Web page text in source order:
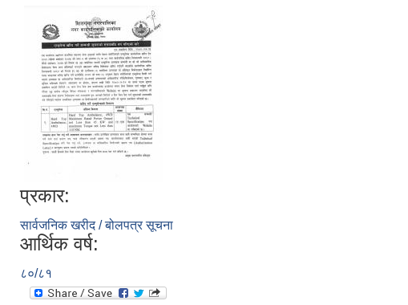
प्रकार:
सार्वजनिक खरीद / बोलपत्र सूचना
आर्थिक वर्ष:
८०/८१